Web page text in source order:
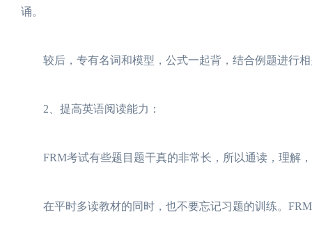
诵。
较后，专有名词和模型，公式一起背，结合例题进行相
2、提高英语阅读能力：
FRM考试有些题目题干真的非常长，所以通读，理解，
在平时多读教材的同时，也不要忘记习题的训练。